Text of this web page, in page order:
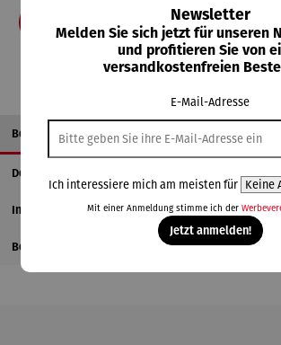
In den Warenkorb
Beschreibung
Details
Informationen zum Hersteller
Bewertungen
Newsletter
Melden Sie sich jetzt für unseren
und profitieren Sie von
versandkostenfreien
E-Mail-Adresse
Ich interessiere mich am meisten für
Mit einer Anmeldung stimme ich der
Jetzt anmelden!